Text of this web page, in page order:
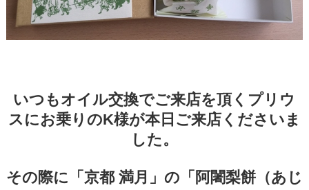
いつもオイル交換でご来店を頂くプリウ
スにお乗りのK様が本日ご来店くださいま
した。
その際に「京都 満月」の「阿闍梨餅（あじ